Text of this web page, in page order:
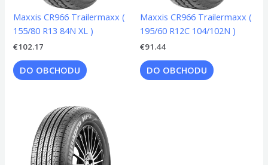
Maxxis CR966 Trailermaxx (
155/80 R13 84N XL )
€102.17
DO OBCHODU
Maxxis CR966 Trailermaxx (
195/60 R12C 104/102N )
€91.44
DO OBCHODU